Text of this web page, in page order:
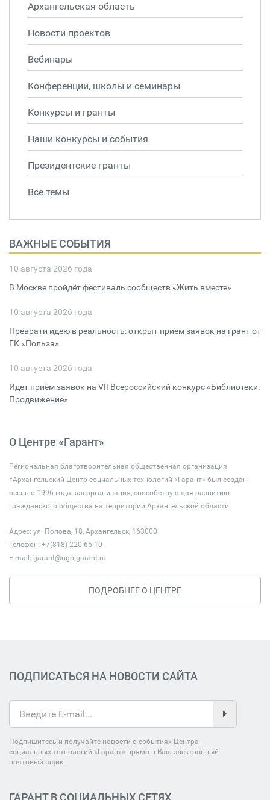
Архангельская область
Новости проектов
Вебинары
Конференции, школы и семинары
Конкурсы и гранты
Наши конкурсы и события
Президентские гранты
Все темы
ВАЖНЫЕ СОБЫТИЯ
10 августа 2026 года
В Москве пройдёт фестиваль сообществ «Жить вместе»
10 августа 2026 года
Преврати идею в реальность: открыт прием заявок на грант от
ГК «Польза»
10 августа 2026 года
Идет приём заявок на VII Всероссийский конкурс «Библиотеки.
Продвижение»
О Центре «Гарант»
Региональная благотворительная общественная организация
«Архангельский Центр социальных технологий «Гарант» был создан
осенью 1996 года как организация, способствующая развитию
гражданского общества на территории Архангельской области
Адрес: ул. Попова, 18, Архангельск, 163000
Телефон: +7(818) 220-65-10
E-mail: garant@ngo-garant.ru
ПОДРОБНЕЕ О ЦЕНТРЕ
ПОДПИСАТЬСЯ НА НОВОСТИ САЙТА
Подпишитесь и получайте новости о событиях Центра
социальных технологий «Гарант» прямо в Ваш электронный
почтовый ящик.